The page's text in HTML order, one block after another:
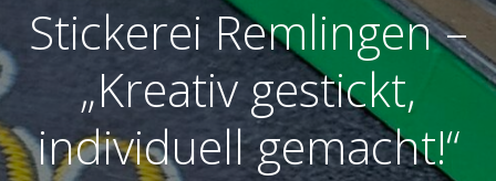
Stickerei Remlingen –
„Kreativ gestickt,
individuell gemacht!“